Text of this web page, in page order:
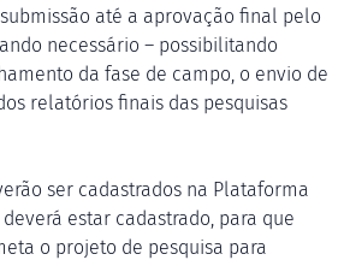
até a aprovação final pelo
necessário – possibilitando
da fase de campo, o envio de
relatórios finais das pesquisas
ser cadastrados na Plataforma
estar cadastrado, para que
o projeto de pesquisa para